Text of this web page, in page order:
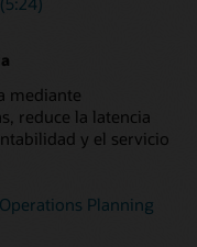
mediante
reduce la latencia
y el servicio
Planning